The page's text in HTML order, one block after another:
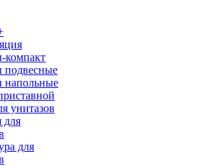
компакт
подвесные
напольные
унитазов
для
для